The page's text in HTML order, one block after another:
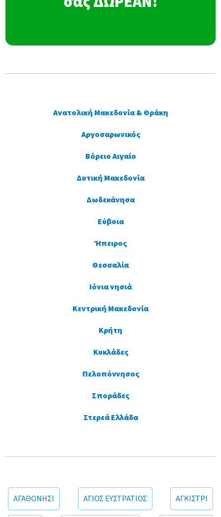
Ανατολική Μακεδονία & Θράκη
Αργοσαρωνικός
Βόρειο Αιγαίο
Δυτική Μακεδονία
Δωδεκάνησα
Εύβοια
Ήπειρος
Θεσσαλία
Ιόνια νησιά
Κεντρική Μακεδονία
Κρήτη
Κυκλάδες
Πελοπόννησος
Σποράδες
Στερεά Ελλάδα
ΑΓΑΘΟΝΗΣΙ ΑΓΙΟΣ ΕΥΣΤΡΑΤΙΟΣ ΑΓΚΙΣΤΡΙ